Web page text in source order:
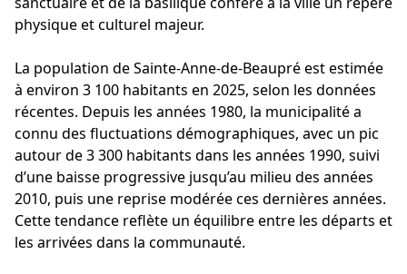
physique et culturel majeur.
La population de Sainte-Anne-de-Beaupré est estimée
à environ 3 100 habitants en 2025, selon les données
récentes. Depuis les années 1980, la municipalité a
connu des fluctuations démographiques, avec un pic
autour de 3 300 habitants dans les années 1990, suivi
d’une baisse progressive jusqu’au milieu des années
2010, puis une reprise modérée ces dernières années.
Cette tendance reflète un équilibre entre les départs et
les arrivées dans la communauté.